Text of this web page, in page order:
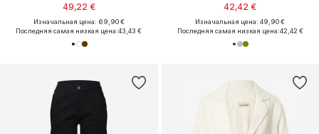
49,22 €
Изначальная цена: 69,90 €
Последняя самая низкая цена:43,43 €
42,42 €
Изначальная цена: 49,90 €
Последняя самая низкая цена:42,42 €